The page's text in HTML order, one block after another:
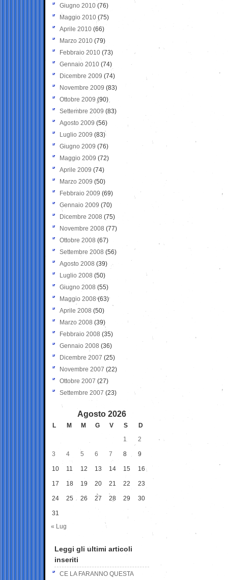
Giugno 2010 (76)
Maggio 2010 (75)
Aprile 2010 (66)
Marzo 2010 (79)
Febbraio 2010 (73)
Gennaio 2010 (74)
Dicembre 2009 (74)
Novembre 2009 (83)
Ottobre 2009 (90)
Settembre 2009 (83)
Agosto 2009 (56)
Luglio 2009 (83)
Giugno 2009 (76)
Maggio 2009 (72)
Aprile 2009 (74)
Marzo 2009 (50)
Febbraio 2009 (69)
Gennaio 2009 (70)
Dicembre 2008 (75)
Novembre 2008 (77)
Ottobre 2008 (67)
Settembre 2008 (56)
Agosto 2008 (39)
Luglio 2008 (50)
Giugno 2008 (55)
Maggio 2008(63)
Aprile 2008 (50)
Marzo 2008 (39)
Febbraio 2008 (35)
Gennaio 2008 (36)
Dicembre 2007 (25)
Novembre 2007 (22)
Ottobre 2007 (27)
Settembre 2007 (23)
Agosto 2026
L M M G V S
D
1
2
3 4 5 6 7 8 9
10 11 12 13 14 15 16
17 18 19 20 21 22 23
24 25 26 27 28 29 30
31
« Lug
Leggi gli ultimi articoli
inseriti
CE LA FARANNO QUESTA